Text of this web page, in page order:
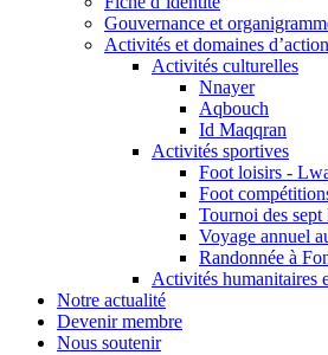
Gouvernance et
Activités et domaines d’action
Activités culturelles
Nnayer
Aqbouch
Id Maqqran
Activités sportives
Foot loisirs -
Foot
Tournoi des sept
Voyage annuel
Randonnée à
Activités humanitaires
Notre actualité
Devenir membre
Nous soutenir